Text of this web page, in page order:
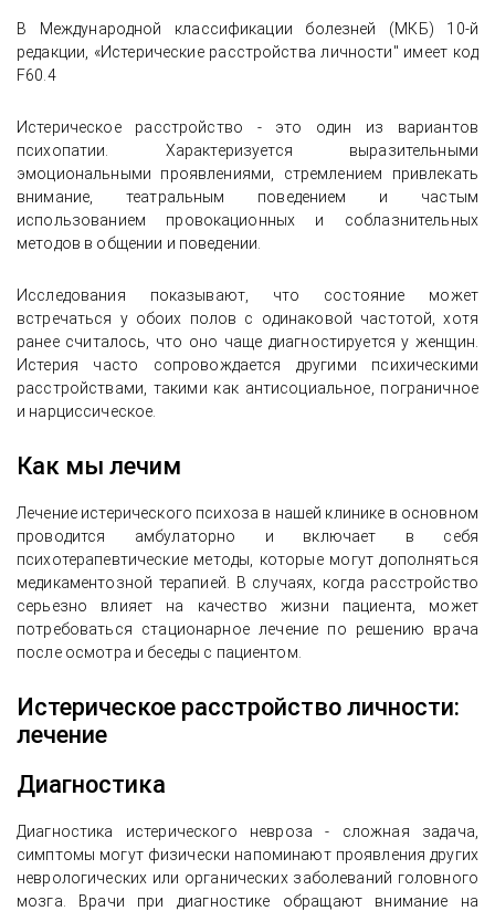
В Международной классификации болезней (МКБ) 10-й
редакции, «Истерические расстройства личности" имеет код
F60.4
Истерическое расстройство - это один из вариантов
психопатии. Характеризуется выразительными
эмоциональными проявлениями, стремлением привлекать
внимание, театральным поведением и частым
использованием провокационных и соблазнительных
методов в общении и поведении.
Исследования показывают, что состояние может
встречаться у обоих полов с одинаковой частотой, хотя
ранее считалось, что оно чаще диагностируется у женщин.
Истерия часто сопровождается другими психическими
расстройствами, такими как антисоциальное, пограничное
и нарциссическое.
Как мы лечим
Лечение истерического психоза в нашей клинике в основном
проводится амбулаторно и включает в себя
психотерапевтические методы, которые могут дополняться
медикаментозной терапией. В случаях, когда расстройство
серьезно влияет на качество жизни пациента, может
потребоваться стационарное лечение по решению врача
после осмотра и беседы с пациентом.
Истерическое расстройство личности:
лечение
Диагностика
Диагностика истерического невроза - сложная задача,
симптомы могут физически напоминают проявления других
неврологических или органических заболеваний головного
мозга. Врачи при диагностике обращают внимание на